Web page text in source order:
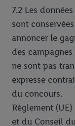
7.2 Les
sont
annoncer le
des
ne sont pas
expresse
du concours.
Règlement
et du Conseil